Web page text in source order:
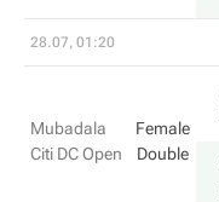
28.07, 01:20
Mubadala
Citi DC Open
Female
Double